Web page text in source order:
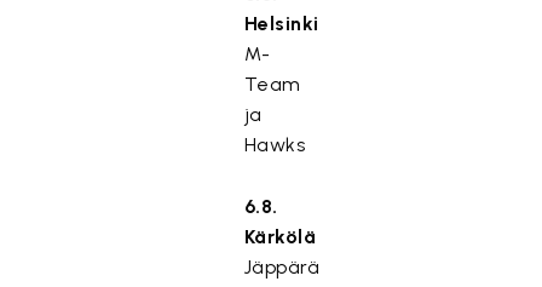
Helsinki
M-
Team
ja
Hawks
6.8.
Kärkölä
Jäppärä